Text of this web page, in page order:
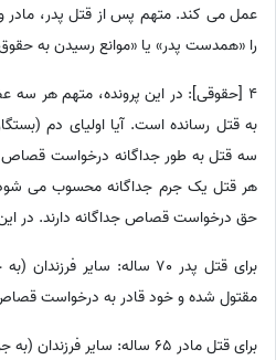
عمل می کند. متهم پس از قتل پدر، مادر و
را «همدست پدر» یا «موانع رسیدن به
4 [حقوقی]: در این پرونده، متهم هر سه
به قتل رسانده است. آیا اولیای دم
سه قتل به طور جداگانه درخواست قصاص
هر قتل یک جرم جداگانه محسوب می شود
حق درخواست قصاص جداگانه دارند. در این
برای قتل پدر 70 ساله: سایر
مقتول شده و خود قادر به درخواست
برای قتل مادر 65 ساله: سایر فرزندان (به جز متهم)